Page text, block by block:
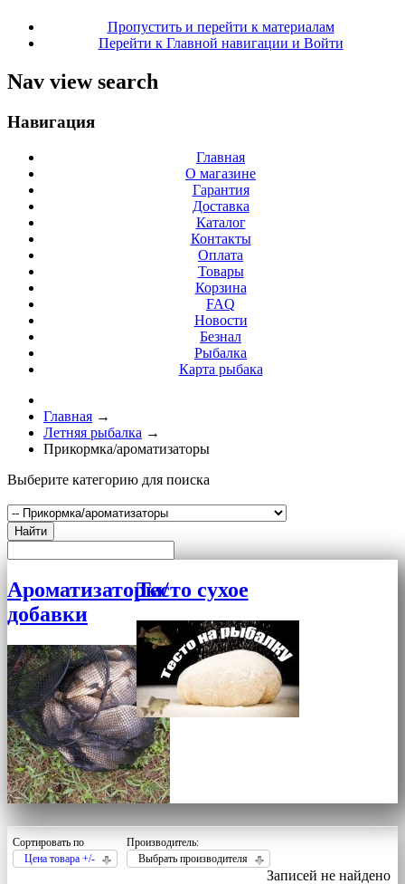
Пропустить и перейти к материалам
Перейти к Главной навигации и Войти
Nav view search
Навигация
Главная
О магазине
Гарантия
Доставка
Каталог
Контакты
Оплата
Товары
Корзина
FAQ
Новости
Безнал
Рыбалка
Карта рыбака
Главная →
Летняя рыбалка →
Прикормка/ароматизаторы
Выберите категорию для поиска
Найти
Ароматизаторы/
добавки
Тесто сухое
Сортировать по
Цена товара +/-
Производитель:
Выбрать производителя
Записей не найдено